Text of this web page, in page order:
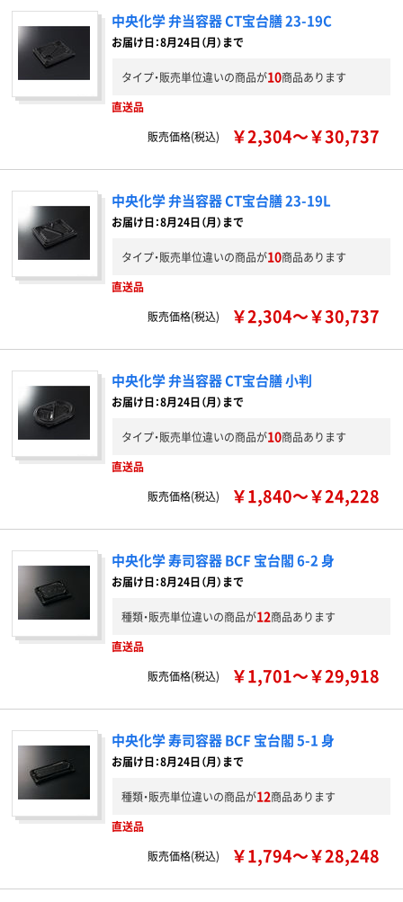
中央化学 弁当容器 CT宝台膳 23-19C
お届け日：8月24日（月）まで
タイプ・販売単位違いの商品が10商品あります
直送品
販売価格(税込)
￥2,304～￥30,737
中央化学 弁当容器 CT宝台膳 23-19L
お届け日：8月24日（月）まで
タイプ・販売単位違いの商品が10商品あります
直送品
販売価格(税込)
￥2,304～￥30,737
中央化学 弁当容器 CT宝台膳 小判
お届け日：8月24日（月）まで
タイプ・販売単位違いの商品が10商品あります
直送品
販売価格(税込)
￥1,840～￥24,228
中央化学 寿司容器 BCF 宝台閣 6-2 身
お届け日：8月24日（月）まで
種類・販売単位違いの商品が12商品あります
直送品
販売価格(税込)
￥1,701～￥29,918
中央化学 寿司容器 BCF 宝台閣 5-1 身
お届け日：8月24日（月）まで
種類・販売単位違いの商品が12商品あります
直送品
販売価格(税込)
￥1,794～￥28,248